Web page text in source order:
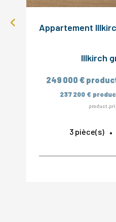
Illkirch
249 000 €
237 200 €
3 pièce(s)